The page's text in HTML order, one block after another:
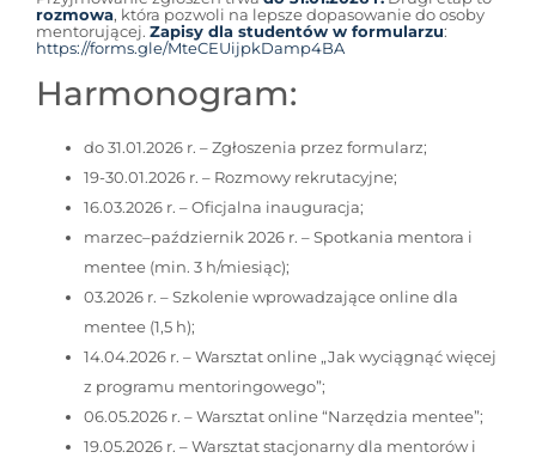
rozmowa, która pozwoli na lepsze dopasowanie do osoby
mentorującej. Zapisy dla studentów w formularzu:
https://forms.gle/MteCEUijpkDamp4BA
Harmonogram:
do 31.01.2026 r. – Zgłoszenia przez formularz;
19-30.01.2026 r. – Rozmowy rekrutacyjne;
16.03.2026 r. – Oficjalna inauguracja;
marzec–październik 2026 r. – Spotkania mentora i
mentee (min. 3 h/miesiąc);
03.2026 r. – Szkolenie wprowadzające online dla
mentee (1,5 h);
14.04.2026 r. – Warsztat online „Jak wyciągnąć więcej
z programu mentoringowego”;
06.05.2026 r. – Warsztat online “Narzędzia mentee”;
19.05.2026 r. – Warsztat stacjonarny dla mentorów i